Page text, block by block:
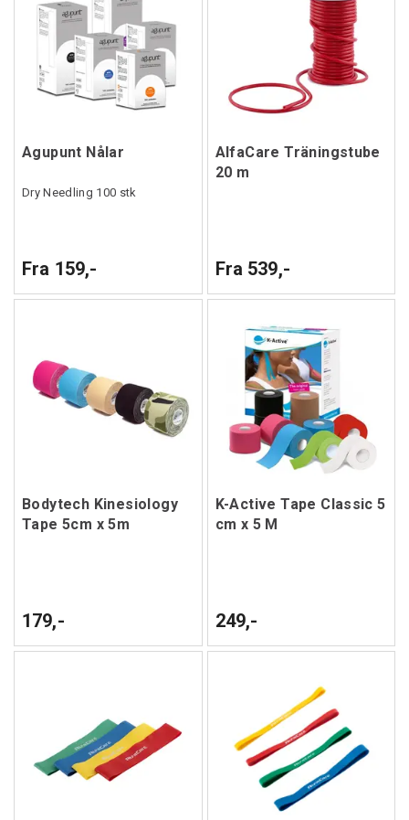
Agupunt Nålar
Dry Needling 100 stk
Fra 159,-
AlfaCare Träningstube
20 m
Fra 539,-
Bodytech Kinesiology
Tape 5cm x 5m
179,-
K-Active Tape Classic 5
cm x 5 M
249,-